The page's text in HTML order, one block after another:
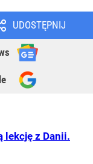
UDOSTĘPNIJ
lekcję z Danii.